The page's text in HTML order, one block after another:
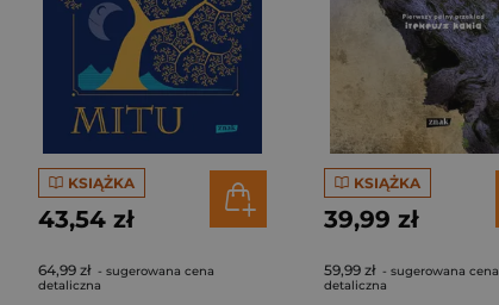
KSIĄŻKA
43,54 zł
64,99 zł - sugerowana cena
detaliczna
KSIĄŻKA
39,99 zł
59,99 zł - sugerowana cena
detaliczna